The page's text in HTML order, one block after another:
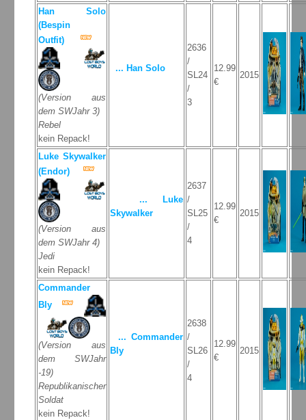
Han Solo
(Bespin
Outfit)
(Version aus
dem SWJahr 3)
Rebel
kein Repack!
... Han Solo
2636
/
SL24
/
3
12.99
€
2015
Luke Skywalker
(Endor)
(Version aus
dem SWJahr 4)
Jedi
kein Repack!
... Luke
Skywalker
2637
/
SL25
/
4
12.99
€
2015
Commander
Bly
(Version aus
dem SWJahr
-19)
Republikanischer
Soldat
kein Repack!
... Commander
Bly
2638
/
SL26
/
4
12.99
€
2015